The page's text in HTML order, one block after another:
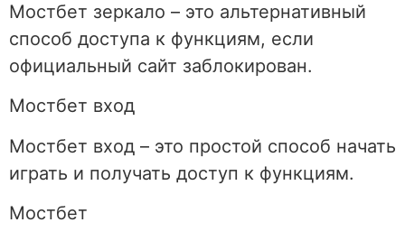
Мостбет зеркало – это альтернативный
способ доступа к функциям, если
официальный сайт заблокирован.
Мостбет вход
Мостбет вход – это простой способ начать
играть и получать доступ к функциям.
Мостбет